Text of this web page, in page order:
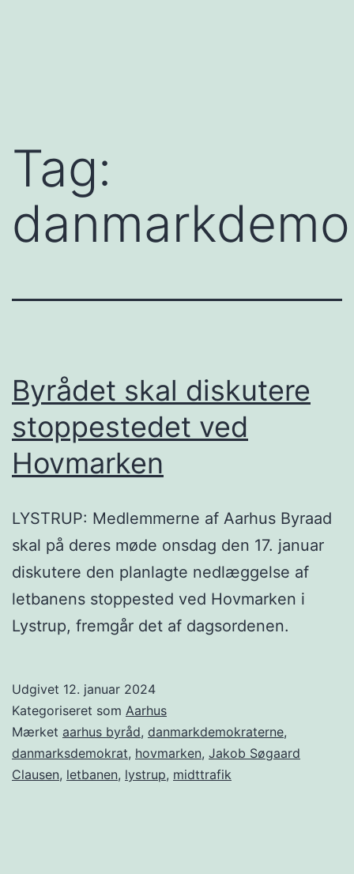
Tag:
Byrådet skal diskutere
stoppestedet ved
Hovmarken
LYSTRUP: Medlemmerne af Aarhus Byraad
skal på deres møde onsdag den 17. januar
diskutere den planlagte nedlæggelse af
letbanens stoppested ved Hovmarken i
Lystrup, fremgår det af dagsordenen.
Udgivet 12. januar 2024
Kategoriseret som Aarhus
Mærket aarhus byråd, danmarkdemokraterne,
danmarksdemokrat, hovmarken, Jakob Søgaard
Clausen, letbanen, lystrup, midttrafik